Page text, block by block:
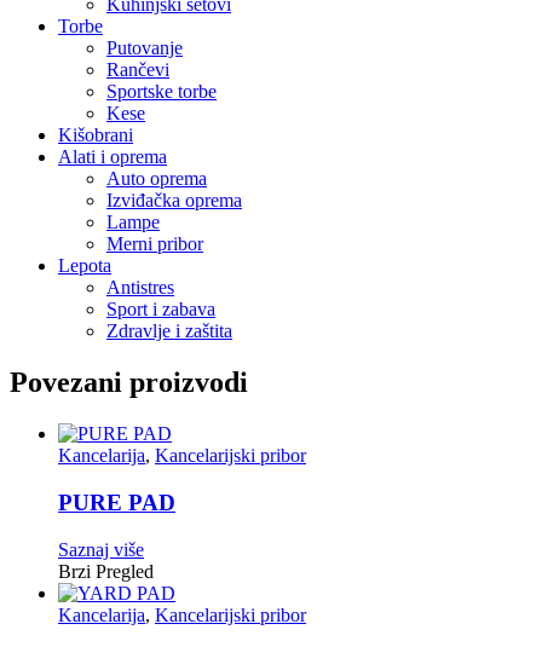
Kuhinjski setovi
Torbe
Putovanje
Rančevi
Sportske torbe
Kese
Kišobrani
Alati i oprema
Auto oprema
Izviđačka oprema
Lampe
Merni pribor
Lepota
Antistres
Sport i zabava
Zdravlje i zaštita
Povezani proizvodi
Kancelarija, Kancelarijski pribor
PURE PAD
Saznaj više
Brzi Pregled
Kancelarija, Kancelarijski pribor